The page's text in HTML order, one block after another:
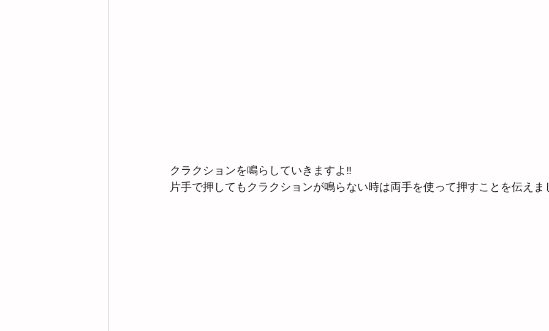
クラクションを鳴らしていきますよ‼
片手で押してもクラクションが鳴らない時は両手を使って押すことを伝え